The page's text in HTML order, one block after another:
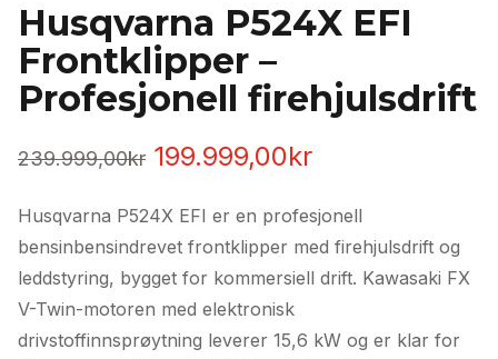
Husqvarna P524X EFI
Frontklipper –
Profesjonell firehjulsdrift
239.999,00kr Opprinnelig
var:
239.999,00kr.
199.999,00krNåværende
er:
199.999,00kr.
Husqvarna P524X EFI er en profesjonell
bensinbensindrevet frontklipper med firehjulsdrift og
leddstyring, bygget for kommersiell drift. Kawasaki FX
V-Twin-motoren med elektronisk
drivstoffinnsprøytning leverer 15,6 kW og er klar for